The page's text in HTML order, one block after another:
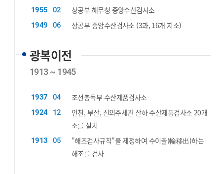
1955 02 상공부 해무청 중앙수산검사소
1949 06 상공부 중앙수산검사소 (3과, 16개 지소)
광복이전
1913 ~ 1945
1937 04 조선총독부 수산제품검사소
1924 12
인천, 부산, 신의주세관 산하 수산제품검사소 20개
소를 설치
1913 05
"해조검사규칙"을 제정하여 수이출(輸移出)하는
해조를 검사